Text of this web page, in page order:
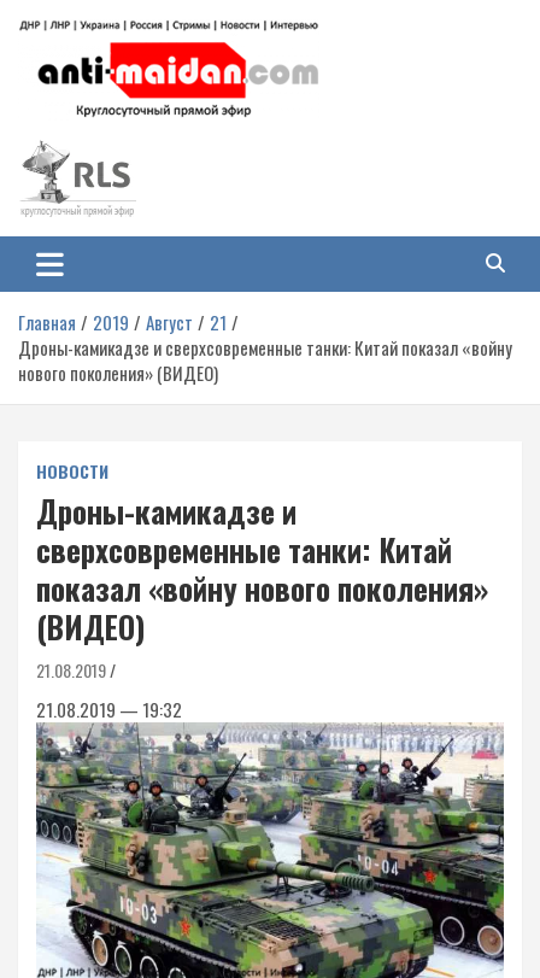
содержимому
Антимайдан: Гражданская война
на Украине
гражданской войне на Украине, включая события в Новороссии, ДНР,
ЛНР и других регионах.
Главная 2019 Август
21
Дроны-камикадзе и сверхсовременные танки: Китай показал «войну
нового поколения» (ВИДЕО)
НОВОСТИ
Дроны-камикадзе и
сверхсовременные танки: Китай
показал «войну нового поколения»
(ВИДЕО)
21.08.2019
21.08.2019 — 19:32